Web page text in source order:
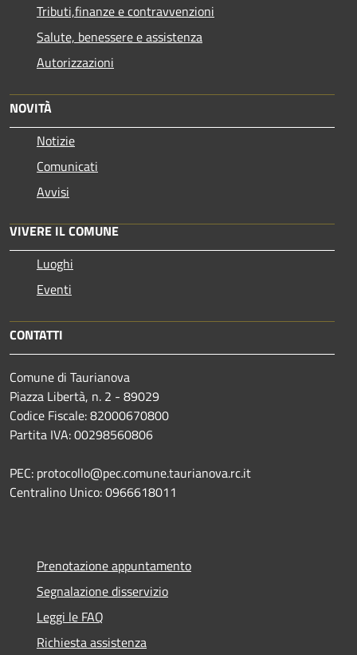
Tributi,finanze e contravvenzioni
Salute, benessere e assistenza
Autorizzazioni
NOVITÀ
Notizie
Comunicati
Avvisi
VIVERE IL COMUNE
Luoghi
Eventi
CONTATTI
Comune di Taurianova
Piazza Libertà, n. 2 - 89029
Codice Fiscale: 82000670800
Partita IVA: 00298560806
PEC: protocollo@pec.comune.taurianova.rc.it
Centralino Unico: 0966618011
Prenotazione appuntamento
Segnalazione disservizio
Leggi le FAQ
Richiesta assistenza